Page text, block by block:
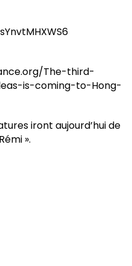
The-third-
is-coming-to-Hong-
iront aujourd’hui de
».